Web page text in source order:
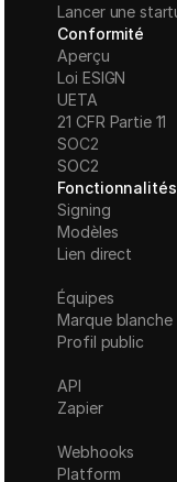
Lancer une
Conformité
Aperçu
Loi ESIGN
UETA
21 CFR Partie 11
SOC2
SOC2
Fonctionnalités
Signing
Modèles
Lien direct
Équipes
Marque blanche
Profil public
API
Zapier
Webhooks
Platform